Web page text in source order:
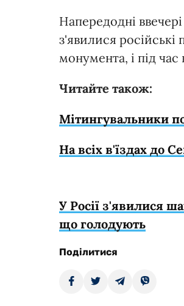
Напередодні
з'явилися російські
монумента, і під час
Читайте також:
Мітингувальники
На всіх в'їздах до
У Росії з'явилися
що голодують
Поділитися